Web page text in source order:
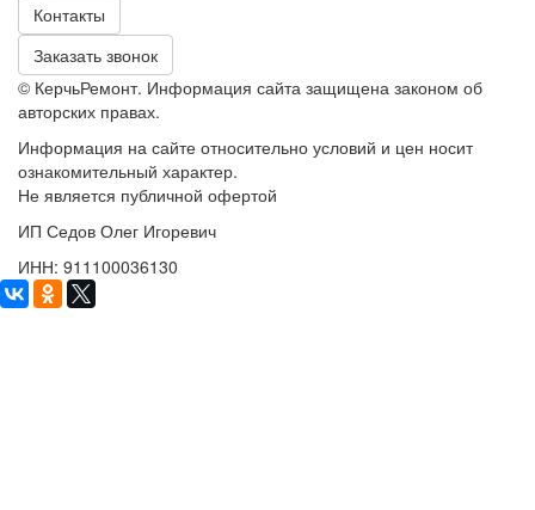
Контакты
Заказать звонок
© КерчьРемонт. Информация сайта защищена законом об
авторских правах.
Информация на сайте относительно условий и цен носит
ознакомительный характер.
Не является публичной офертой
ИП Седов Олег Игоревич
ИНН: 911100036130